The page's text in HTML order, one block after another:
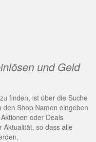
und Geld
finden, ist über die Suche
Shop Namen eingeben
oder Deals
Aktualität, so dass alle